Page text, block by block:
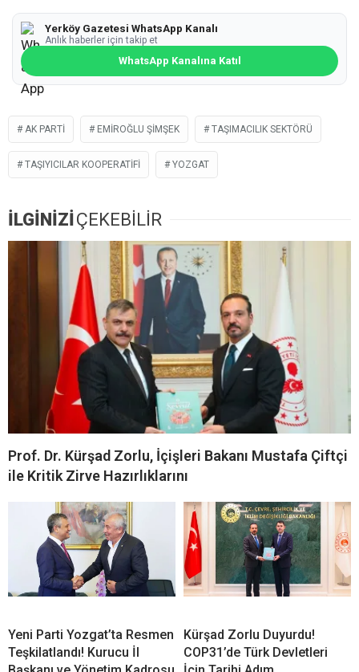
Yerköy Gazetesi WhatsApp Kanalı
Anlık haberler için takip et
WhatsApp Kanalına Katıl
AK PARTI EMIROĞLU ŞIMŞEK TAŞIMACILIK SEKTÖRÜ
TAŞIYICILAR KOOPERATIFI YOZGAT
İLGİNİZİÇEKEBİLİR
Prof. Dr. Kürşad Zorlu, İçişleri Bakanı Mustafa Çiftçi
ile Kritik Zirve Hazırlıklarını
Yeni Parti Yozgat’ta Resmen
Teşkilatlandı! Kurucu İl
Kürşad Zorlu Duyurdu!
COP31’de Türk Devletleri